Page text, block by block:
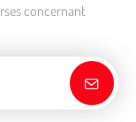
concernant